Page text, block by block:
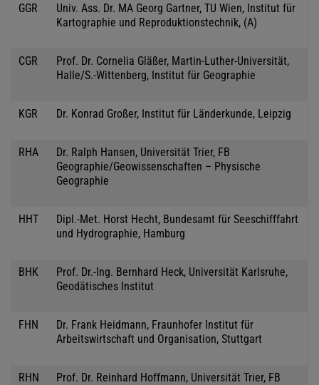
GGR
Univ. Ass. Dr. MA Georg Gartner, TU Wien, Institut für
Kartographie und Reproduktionstechnik, (A)
CGR
Prof. Dr. Cornelia Gläßer, Martin-Luther-Universität,
Halle/S.-Wittenberg, Institut für Geographie
KGR Dr. Konrad Großer, Institut für Länderkunde, Leipzig
RHA
Dr. Ralph Hansen, Universität Trier, FB
Geographie/Geowissenschaften – Physische
Geographie
HHT
Dipl.-Met. Horst Hecht, Bundesamt für Seeschifffahrt
und Hydrographie, Hamburg
BHK
Prof. Dr.-Ing. Bernhard Heck, Universität Karlsruhe,
Geodätisches Institut
FHN
Dr. Frank Heidmann, Fraunhofer Institut für
Arbeitswirtschaft und Organisation, Stuttgart
RHN
Prof. Dr. Reinhard Hoffmann, Universität Trier, FB